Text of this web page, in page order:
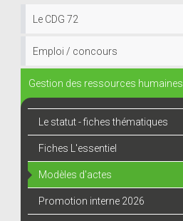
Le CDG 72
Emploi / concours
Gestion des ressources humaines
Le statut - fiches thématiques
Fiches L'essentiel
Modèles d'actes
Promotion interne 2026